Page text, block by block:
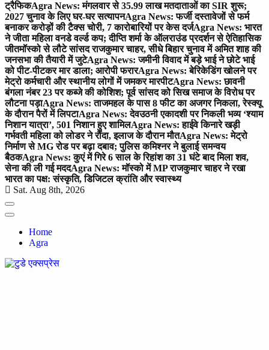
ट्रैफिकAgra News: मंगलवार से 35.99 लाख मतदाताओं का SIR शुरू;
2027 चुनाव के लिए घर-घर सत्यापनAgra News: फर्जी दस्तावेजों से फर्म
बनाकर करोड़ों की टैक्स चोरी, 7 कारोबारियों पर केस दर्जAgra News: भारत
ने जीता महिला वनडे वर्ल्ड कप; दीप्ति शर्मा के ऑलराउंड प्रदर्शन से ऐतिहासिक
जीतमॉस्को से लौटे सांसद राजकुमार चाहर, सीधे बिहार चुनाव में अमित शाह की
जनसभा की तैयारी में जुटेAgra News: जमीनी विवाद में बड़े भाई ने छोटे भाई
को पीट-पीटकर मार डाला; आरोपी फरारAgra News: बेरिकेडिंग खोलने पर
मेट्रो कर्मचारी और स्थानीय लोगों में जमकर मारपीटAgra News: छावनी
बंगला नंबर 23 पर कब्जे की कोशिश; पूर्व सांसद को सिख समाज के विरोध पर
लौटना पड़ाAgra News: ताजमहल के पास 8 फीट का अजगर निकला, रेस्क्यू
के दौरान पैरों में लिपटाAgra News: देवउठनी एकादशी पर निकली भव्य ‘श्याम
निशान यात्रा’, 501 निशान हुए शामिलAgra News: हाईवे किनारे खड़ी
गर्भवती महिला को लोडर ने रौंदा, इलाज के दौरान मौतAgra News: मेट्रो
निर्माण से MG रोड पर बढ़ा दबाव; पुलिस कमिश्नर ने बुलाई समन्वय
बैठकAgra News: कुएं में गिरे 6 साल के रिहांश का 31 घंटे बाद मिला शव,
सेना की ली गई मददAgra News: मॉस्को में MP राजकुमार चाहर ने रखा
भारत का पक्ष: संस्कृति, डिजिटल क्रांति और स्वास्थ्य
Sat. Aug 8th, 2026
Home
Agra